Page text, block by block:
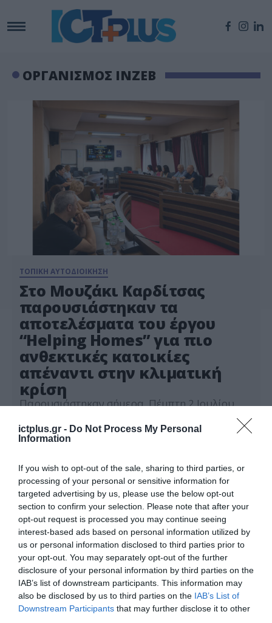
ictplus.gr - Do Not Process My Personal
Information
If you wish to opt-out of the sale, sharing to third parties, or
processing of your personal or sensitive information for
targeted advertising by us, please use the below opt-out
section to confirm your selection. Please note that after your
opt-out request is processed you may continue seeing
interest-based ads based on personal information utilized by
us or personal information disclosed to third parties prior to
your opt-out. You may separately opt-out of the further
disclosure of your personal information by third parties on the
IAB’s list of downstream participants. This information may
also be disclosed by us to third parties on the IAB’s List of
Downstream Participants that may further disclose it to other
ΟΡΓΑΝΙΣΜΟΣ INZEB
ΤΟΠΙΚΗ ΑΥΤΟΔΙΟΙΚΗΣΗ
Στο Μουζάκι Καρδίτσας
παρουσιάστηκαν τα
αποτελέσματα του έργου
“Helping Homes” για πιο
ανθεκτικές κατοικίες
απέναντι στην κλιματική
κρίση
Παρουσιάστηκαν σήμερα, Πέμπτη 2 Ιουλίου
Συμβουλίου στο Δημαρχείο Μουζακίου, τα
αποτελέσματα της έρευνας πεδίου και οι
σπιτικά να γίνουν ανθεκτικά στην πληττόμενη
από τα ακραία κλιματικά φαινόμενα Ελλάδα»
(Helping Homes) , που υλοποιεί ο Οργανισμός
INZEB με τη συγχρηματοδότηση του European
Climate Foundation. Η […]
02.07.2026